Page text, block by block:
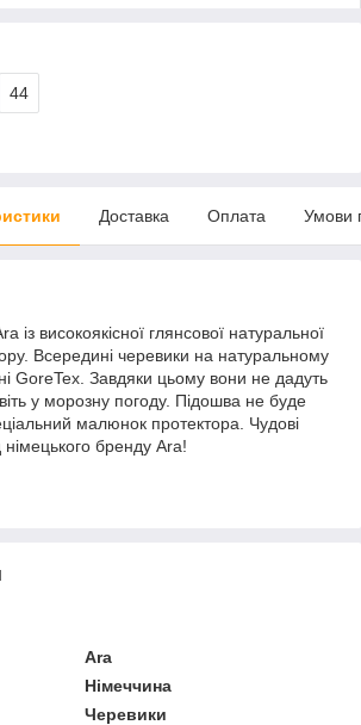
44
Доставка Оплата Умови
із високоякісної глянсової натуральної
Всередині черевики на натуральному
GoreTex. Завдяки цьому вони не дадуть
у морозну погоду. Підошва не буде
малюнок протектора. Чудові
німецького бренду Ara!
Ara
Німеччина
Черевики